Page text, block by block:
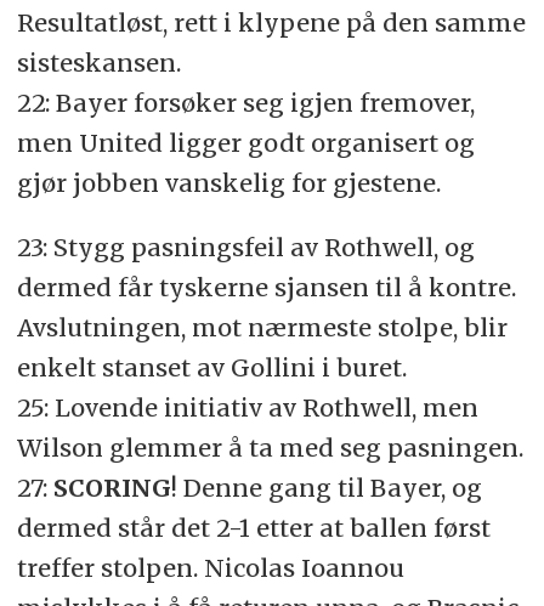
Resultatløst, rett i klypene på den samme
sisteskansen.
22: Bayer forsøker seg igjen fremover,
men United ligger godt organisert og
gjør jobben vanskelig for gjestene.
23: Stygg pasningsfeil av Rothwell, og
dermed får tyskerne sjansen til å kontre.
Avslutningen, mot nærmeste stolpe, blir
enkelt stanset av Gollini i buret.
25: Lovende initiativ av Rothwell, men
Wilson glemmer å ta med seg pasningen.
27: SCORING! Denne gang til Bayer, og
dermed står det 2-1 etter at ballen først
treffer stolpen. Nicolas Ioannou